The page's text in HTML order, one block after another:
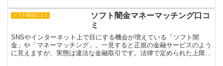
集めています。しかし、安易な借り入れ
は危険を伴う可能性があり...
ソフト闇金口コミ
ソフト闇金マネーマッチング口コ
ミ
SNSやインターネット上で目にする機会が増えている「ソフト闇
金」や「マネーマッチング」。一見すると正規の金融サービスのよう
に見えますが、実態は違法な金融取引です。法律で定められた上限金